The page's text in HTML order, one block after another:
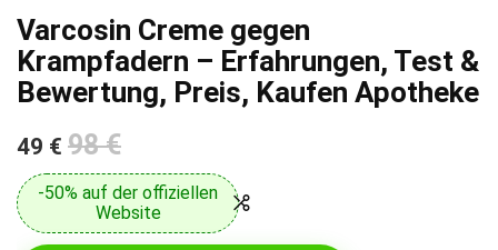
Varcosin Creme gegen
Krampfadern – Erfahrungen, Test &
Bewertung, Preis, Kaufen Apotheke
49 € 98 €
-50% auf der offiziellen
Website